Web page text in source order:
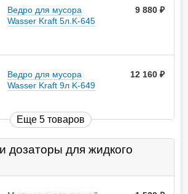
Ведро для мусора
Wasser Kraft 5л.K-645
9 880
Ведро для мусора
Wasser Kraft 9л K-649
12 160
Еще 5 товаров
дозаторы для жидкого